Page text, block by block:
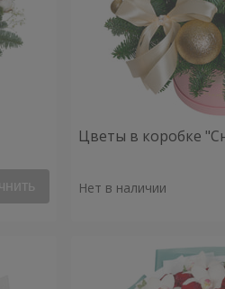
Цветы в коробке
Нет в наличии